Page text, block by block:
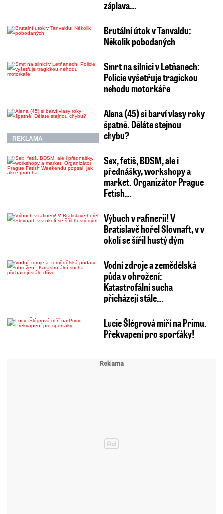
záplava…
Brutální útok v Tanvaldu:
Několik pobodaných
Smrt na silnici v Letňanech:
Policie vyšetřuje tragickou
nehodu motorkáře
REKLAMA
Alena (45) si barví vlasy roky
špatně. Děláte stejnou
chybu?
Sex, fetiš, BDSM, ale i
přednášky, workshopy a
market. Organizátor Prague
Fetish…
Výbuch v rafinerii! V
Bratislavě hořel Slovnaft, v v
okolí se šířil hustý dým
Vodní zdroje a zemědělská
půda v ohrožení:
Katastrofální sucha
přicházejí stále…
Lucie Šlégrová míří na Primu.
Překvapení pro sporťáky!